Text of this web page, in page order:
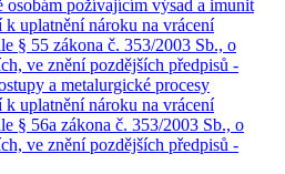
osobám požívajícím výsad a imunit
uplatnění nároku na vrácení
§ 55 zákona č. 353/2003 Sb., o
ve znění pozdějších předpisů -
a metalurgické procesy
uplatnění nároku na vrácení
§ 56a zákona č. 353/2003 Sb., o
ve znění pozdějších předpisů -